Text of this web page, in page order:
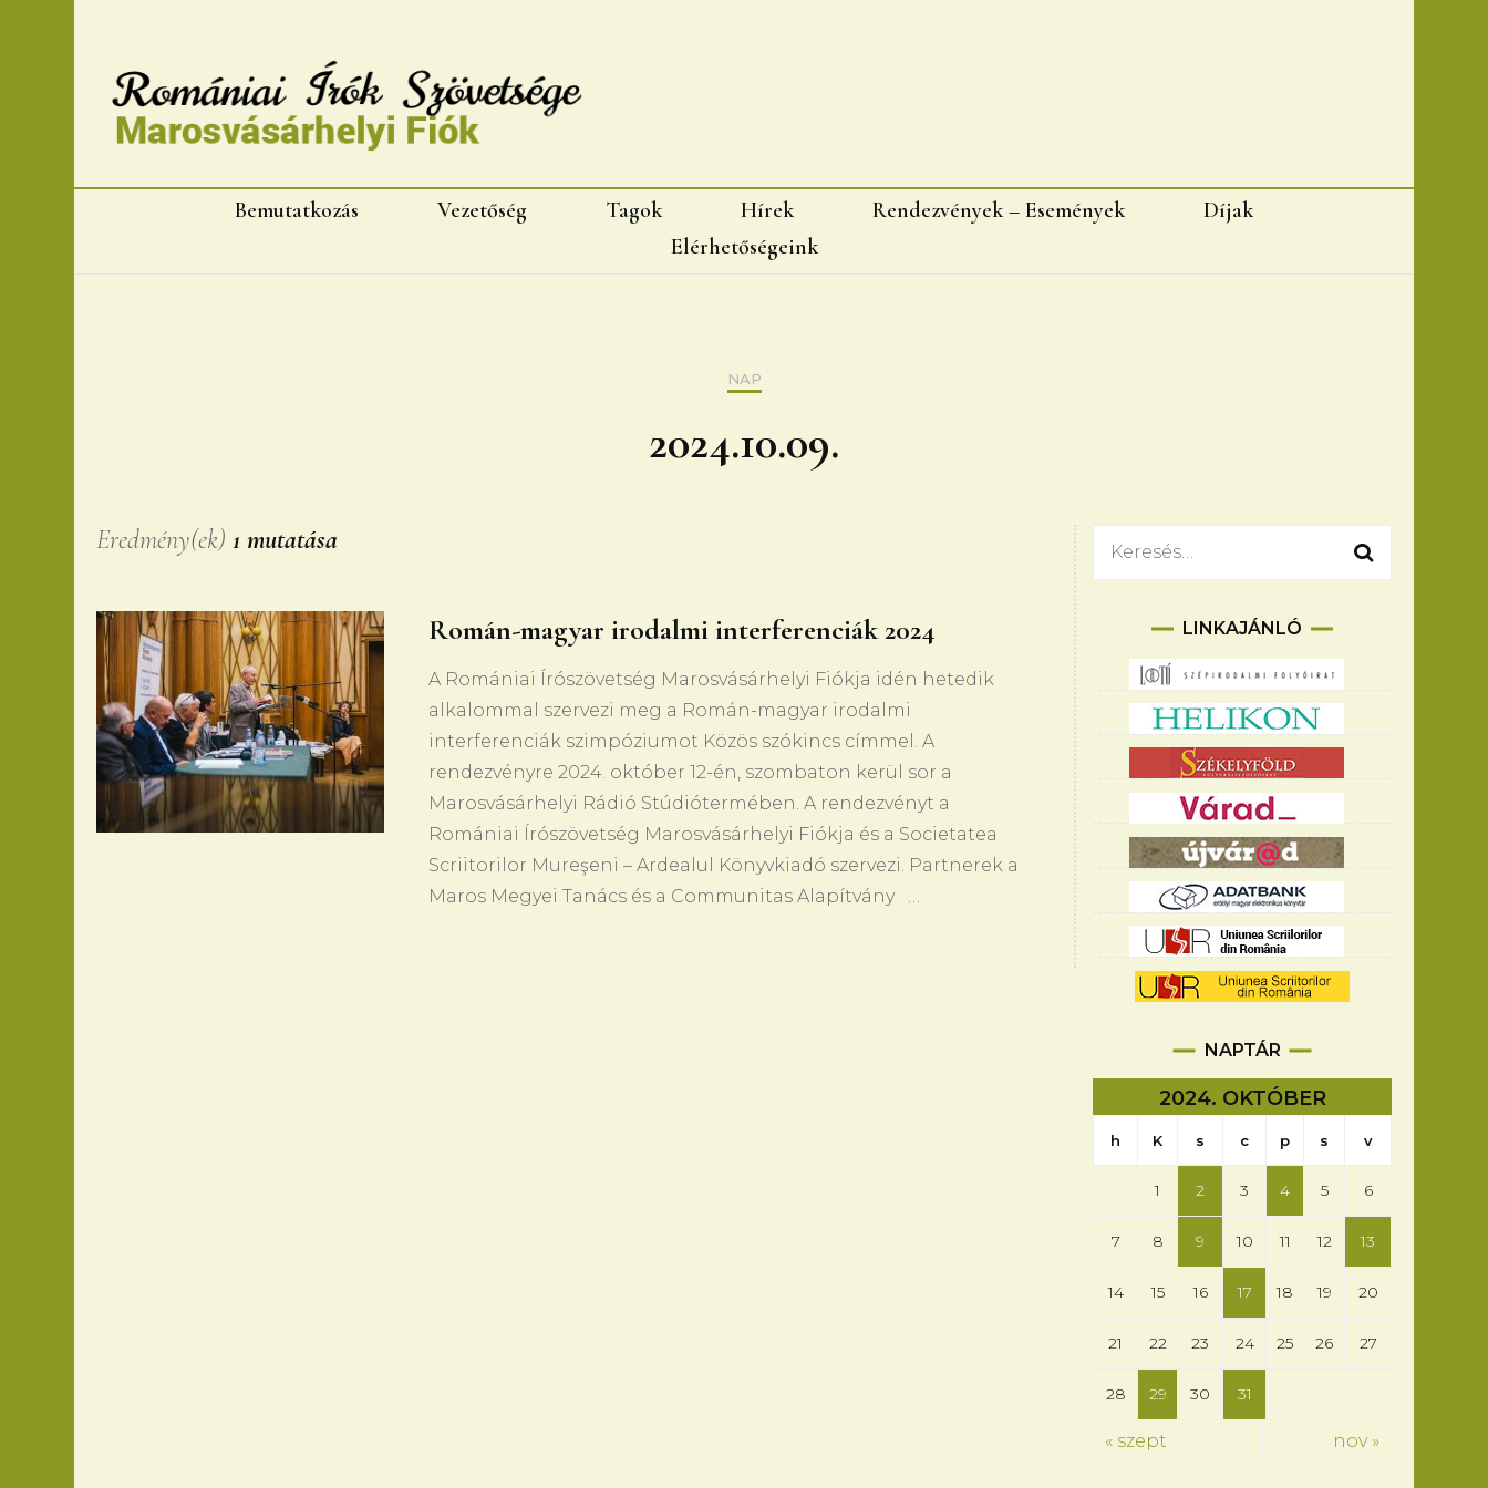
Romániai Írók Szövetsége, Marosvásárhelyi fiok
Bemutatkozás Vezetőség Tagok Hírek Rendezvények – Események
Díjak
Elérhetőségeink
NAP
2024.10.09.
Eredmény(ek) 1 mutatása
Román-magyar irodalmi interferenciák 2024
A Romániai Írószövetség Marosvásárhelyi Fiókja idén hetedik
alkalommal szervezi meg a Román-magyar irodalmi
interferenciák szimpóziumot Közös szókincs címmel. A
rendezvényre 2024. október 12-én, szombaton kerül sor a
Marosvásárhelyi Rádió Stúdiótermében. A rendezvényt a
Romániai Írószövetség Marosvásárhelyi Fiókja és a Societatea
Scriitorilor Mureşeni – Ardealul Könyvkiadó szervezi. Partnerek a
Maros Megyei Tanács és a Communitas Alapítvány …
Keresés:
LINKAJÁNLÓ
NAPTÁR
2024. OKTÓBER
h K s c p s v
1 2 3 4 5 6
7 8 9 10 11 12 13
14 15 16 17 18 19 20
21 22 23 24 25 26 27
28 29 30 31
« szept nov »